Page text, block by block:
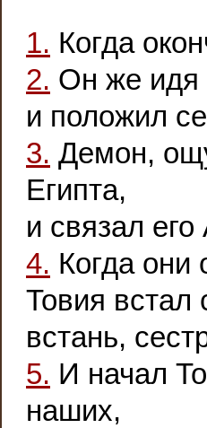
1. Когда
2. Он же идя
и положил
3. Демон,
Египта,
и связал его
4. Когда они
Товия встал
встань,
5. И начал
наших,